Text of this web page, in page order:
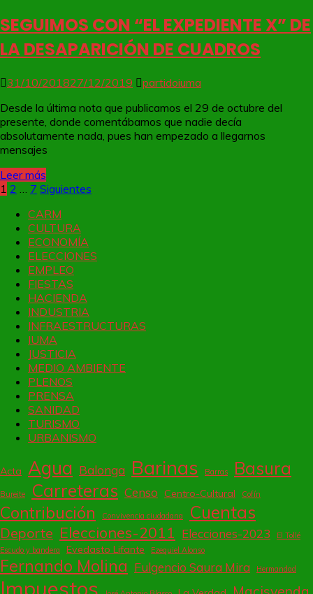
SEGUIMOS CON “EL EXPEDIENTE X” DE
LA DESAPARICIÓN DE CUADROS
31/10/201827/12/2019
partidoiuma
Desde la última nota que publicamos el 29 de octubre del
presente, donde comentábamos que nadie decía
absolutamente nada, pues han empezado a llegarnos
mensajes
Leer más
Paginación
de
entradas
1 2 … 7 Siguientes
CARM
CULTURA
ECONOMÍA
ELECCIONES
EMPLEO
FIESTAS
HACIENDA
INDUSTRIA
INFRAESTRUCTURAS
IUMA
JUSTICIA
MEDIO AMBIENTE
PLENOS
PRENSA
SANIDAD
TURISMO
URBANISMO
Acta Agua Balonga Barinas Barras Basura
Bureite Carreteras Censo Centro-Cultural Cofín
Contribución Convivencia ciudadana Cuentas
Deporte Elecciones-2011 Elecciones-2023
El Tollé
Escudo y bandera
Evedasto Lifante Ezequiel Alonso
Fernando Molina Fulgencio Saura Mira Hermandad
Impuestos